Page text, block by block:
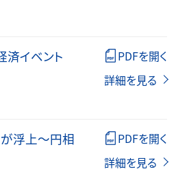
済イベント
PDFを開く
詳細を見る
浮上～円相
PDFを開く
詳細を見る